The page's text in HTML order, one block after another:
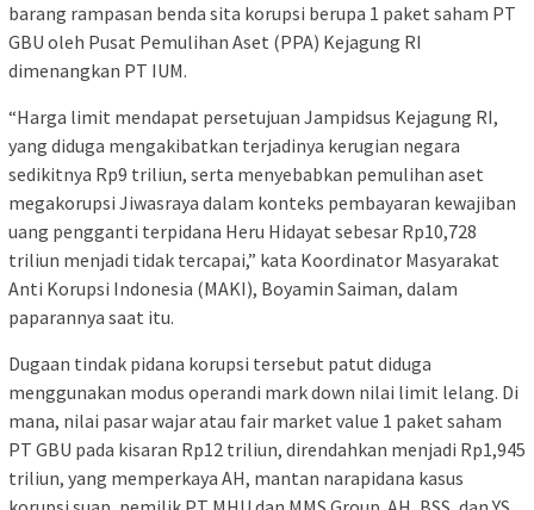
barang rampasan benda sita korupsi berupa 1 paket saham PT
GBU oleh Pusat Pemulihan Aset (PPA) Kejagung RI
dimenangkan PT IUM.
“Harga limit mendapat persetujuan Jampidsus Kejagung RI,
yang diduga mengakibatkan terjadinya kerugian negara
sedikitnya Rp9 triliun, serta menyebabkan pemulihan aset
megakorupsi Jiwasraya dalam konteks pembayaran kewajiban
uang pengganti terpidana Heru Hidayat sebesar Rp10,728
triliun menjadi tidak tercapai,” kata Koordinator Masyarakat
Anti Korupsi Indonesia (MAKI), Boyamin Saiman, dalam
paparannya saat itu.
Dugaan tindak pidana korupsi tersebut patut diduga
menggunakan modus operandi mark down nilai limit lelang. Di
mana, nilai pasar wajar atau fair market value 1 paket saham
PT GBU pada kisaran Rp12 triliun, direndahkan menjadi Rp1,945
triliun, yang memperkaya AH, mantan narapidana kasus